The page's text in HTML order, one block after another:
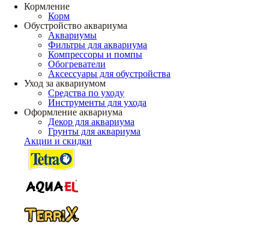
Кормление
Корм
Обустройство аквариума
Аквариумы
Фильтры для аквариума
Компрессоры и помпы
Обогреватели
Аксессуары для обустройства
Уход за аквариумом
Средства по уходу
Инструменты для ухода
Оформление аквариума
Декор для аквариума
Грунты для аквариума
Акции и скидки